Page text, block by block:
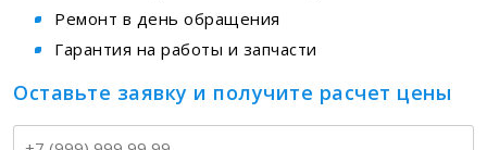
Ремонт в день обращения
Гарантия на работы и запчасти
Оставьте заявку и получите расчет цены